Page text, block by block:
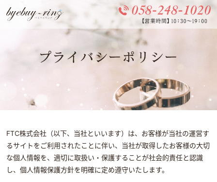
FTC株式会社（以下、当社といいます）は、お客様が当社の運営す
るサイトをご利用されたことに伴い、当社が取得したお客様の大切
な個人情報を、適切に取扱い・保護することが社会的責任と認識
し、個人情報保護方針を明確に定め遵守いたします。